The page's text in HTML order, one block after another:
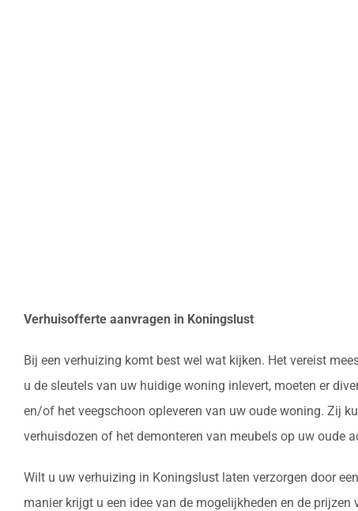
Verhuisofferte aanvragen in Koningslust
Bij een verhuizing komt best wel wat kijken. Het vereist
u de sleutels van uw huidige woning inlevert, moeten er
en/of het veegschoon opleveren van uw oude woning. Zij
verhuisdozen of het demonteren van meubels op uw oude
Wilt u uw verhuizing in Koningslust laten verzorgen door
manier krijgt u een idee van de mogelijkheden en de prijzen